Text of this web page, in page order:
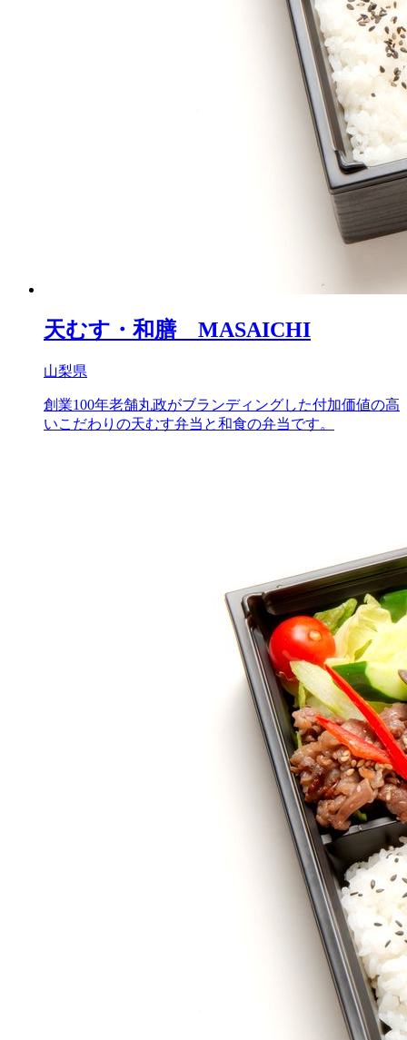
天むす・和膳 MASAICHI
山梨県
創業100年老舗丸政がブランディングした付加価値の高
いこだわりの天むす弁当と和食の弁当です。